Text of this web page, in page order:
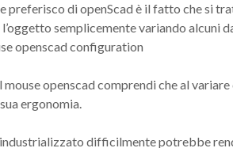
preferisco di openScad è il fatto che si
semplicemente variando alcuni
openscad comprendi che al
ergonomia.
difficilmente potrebbe